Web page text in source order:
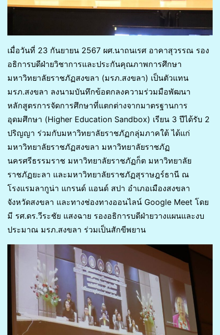
เมื่อวันที่ 23 กันยายน 2567 ผศ.นาถนเรศ อาคาสุวรรณ รอง
อธิการบดีฝ่ายวิชาการและประกันคุณภาพการศึกษา
มหาวิทยาลัยราชภัฏสงขลา (มรภ.สงขลา) เป็นตัวแทน
มรภ.สงขลา ลงนามบันทึกข้อตกลงความร่วมมือพัฒนา
หลักสูตรการจัดการศึกษาที่แตกต่างจากมาตรฐานการ
อุดมศึกษา (Higher Education Sandbox) เรียน 3 ปีได้รับ 2
ปริญญา ร่วมกับมหาวิทยาลัยราชภัฏกลุ่มภาคใต้ ได้แก่
มหาวิทยาลัยราชภัฏสงขลา มหาวิทยาลัยราชภัฏ
นครศรีธรรมราช มหาวิทยาลัยราชภัฏก็ต มหาวิทยาลัย
ราชภัฏยะลา และมหาวิทยาลัยราชภัฏสุราษฎร์ธานี ณ
โรงแรมลากูน่า แกรนด์ แอนด์ สปา อำเภอเมืองสงขลา
จังหวัดสงขลา และทางช่องทางออนไลน์ Google Meet โดย
มี รศ.ดร.วีระชัย แสงฉาย รองอธิการบดีฝ่ายวางแผนและงบ
ประมาณ มรภ.สงขลา ร่วมเป็นสักขีพยาน